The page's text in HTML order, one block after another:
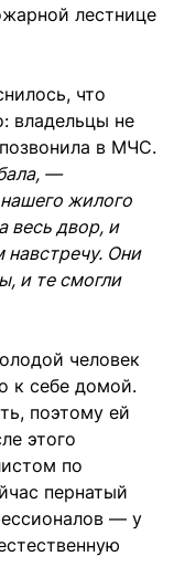
лестнице
что
владельцы не
в МЧС.
—
жилого
весь двор, и
Они
и те смогли
человек
к себе домой.
поэтому ей
этого
по
пернатый
— у